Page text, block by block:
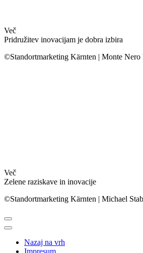
Več
Pridružitev inovacijam je dobra izbira
©Standortmarketing Kärnten | Monte Nero
Več
Zelene raziskave in inovacije
©Standortmarketing Kärnten | Michael
Nazaj na vrh